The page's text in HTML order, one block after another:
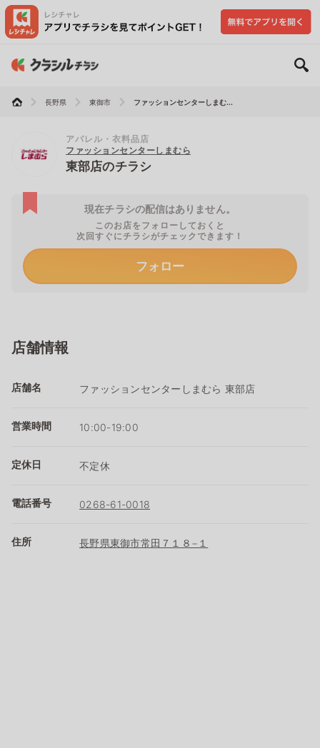
長野県 東御市 ファッションセンターしまむ...
アパレル・衣料品店
ファッションセンターしまむら
東部店のチラシ
現在チラシの配信はありません。
このお店をフォローしておくと
次回すぐにチラシがチェックできます！
フォロー
店舗情報
店舗名 ファッションセンターしまむら 東部店
営業時間 10:00-19:00
定休日 不定休
電話番号 0268-61-0018
住所 長野県東御市常田７１８−１